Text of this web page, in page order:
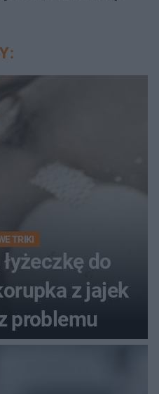
TRIKI
do
z jajek
problemu